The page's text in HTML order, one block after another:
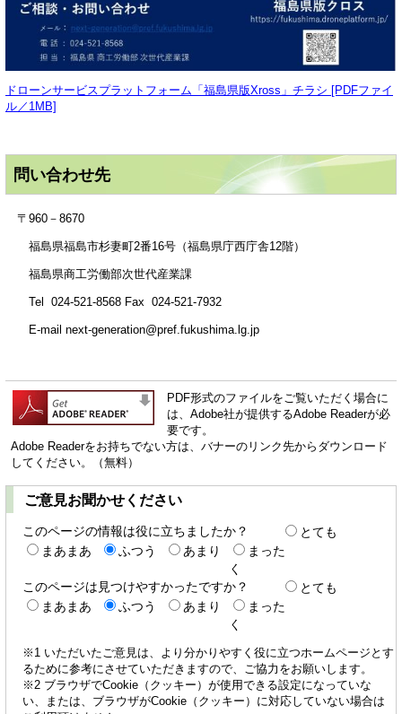
ドローンサービスプラットフォーム「福島県版Xross」チラシ [PDFファイ
ル／1MB]
問い合わせ先
〒960－8670
福島県福島市杉妻町2番16号（福島県庁西庁舎12階）
福島県商工労働部次世代産業課
Tel 024-521-8568 Fax 024-521-7932
E-mail next-generation@pref.fukushima.lg.jp
PDF形式のファイルをご覧いただく場合に
は、Adobe社が提供するAdobe Readerが必
要です。
Adobe Readerをお持ちでない方は、バナーのリンク先からダウンロード
してください。（無料）
ご意見お聞かせください
このページの情報は役に立ちましたか？
とても
まあまあ
ふつう あまり
まった
く
このページは見つけやすかったですか？
とても
まあまあ
ふつう あまり
まった
く
※1 いただいたご意見は、より分かりやすく役に立つホームページとす
るために参考にさせていただきますので、ご協力をお願いします。
※2 ブラウザでCookie（クッキー）が使用できる設定になっていな
い、または、ブラウザがCookie（クッキー）に対応していない場合は